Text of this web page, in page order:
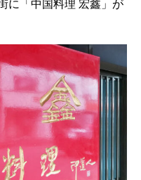
に「中国料理 宏鑫」が